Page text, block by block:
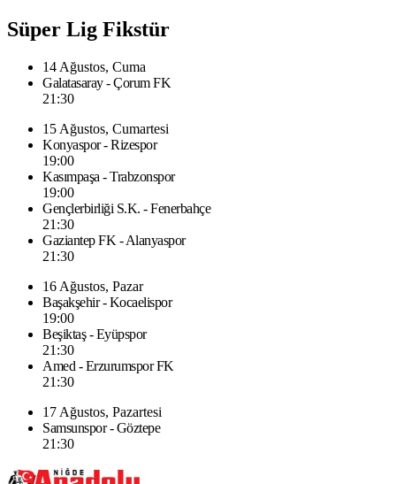
Süper Lig Fikstür
14 Ağustos, Cuma
Galatasaray - Çorum FK
21:30
15 Ağustos, Cumartesi
Konyaspor - Rizespor
19:00
Kasımpaşa - Trabzonspor
19:00
Gençlerbirliği S.K. - Fenerbahçe
21:30
Gaziantep FK - Alanyaspor
21:30
16 Ağustos, Pazar
Başakşehir - Kocaelispor
19:00
Beşiktaş - Eyüpspor
21:30
Amed - Erzurumspor FK
21:30
17 Ağustos, Pazartesi
Samsunspor - Göztepe
21:30